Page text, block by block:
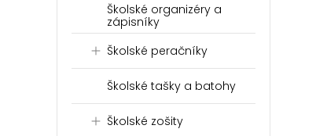
Školské organizéry a
zápisníky
Školské peračníky
Školské tašky a batohy
Školské zošity